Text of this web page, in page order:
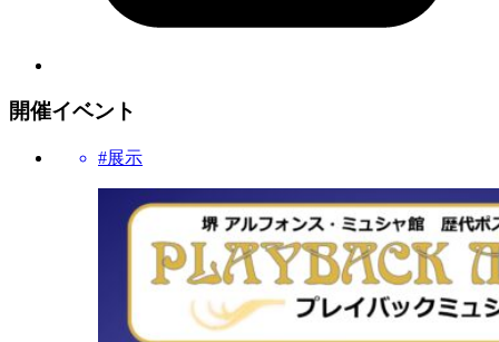
開催イベント
#展示